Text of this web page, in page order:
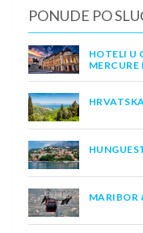
PONUDE PO
HOTELI U
MARIBOR